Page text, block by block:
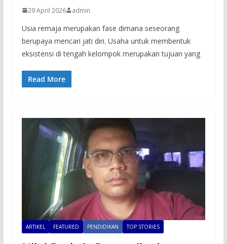
29 April 2026 admin
Usia remaja merupakan fase dimana seseorang
berupaya mencari jati diri. Usaha untuk membentuk
eksistensi di tengah kelompok merupakan tujuan yang
Read More
ARTIKEL FEATURED PENDIDIKAN TOP STORIES